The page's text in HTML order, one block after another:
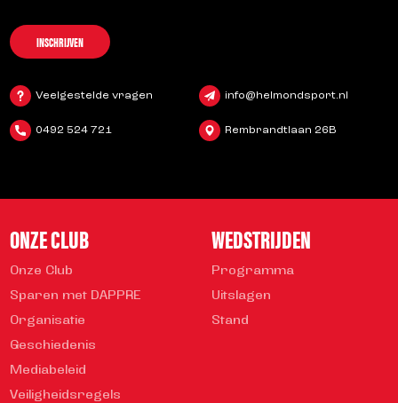
INSCHRIJVEN
Veelgestelde vragen info@helmondsport.nl
0492 524 721 Rembrandtlaan 26B
ONZE CLUB
Onze Club
Sparen met DAPPRE
Organisatie
Geschiedenis
Mediabeleid
Veiligheidsregels
WEDSTRIJDEN
Programma
Uitslagen
Stand